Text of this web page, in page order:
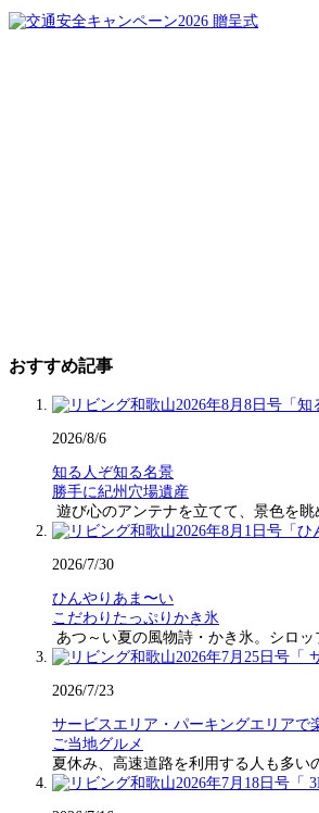
おすすめ記事
2026/8/6
知る人ぞ知る名景
勝手に紀州穴場遺産
遊び心のアンテナを立てて、景色を
2026/7/30
ひんやりあま〜い
こだわりたっぷりかき氷
あつ～い夏の風物詩・かき氷。シロ
2026/7/23
サービスエリア・パーキングエリアで
ご当地グルメ
夏休み、高速道路を利用する人も多